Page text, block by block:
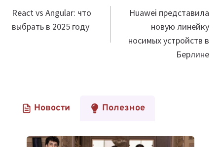
по
записям
React vs Angular: что
выбрать в 2025 году
Huawei представила
новую линейку
носимых устройств в
Берлине
Новости Полезное